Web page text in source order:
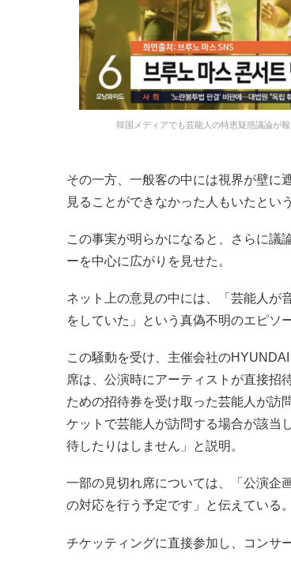
韓国メディアでも芸能人の特恵疑惑議論が
その一方、一般客の中には視界が壁に
見ることができなかった人もいたという
この事実が明らかになると、さらに議
ーを中心に広がりを見せた。
ネット上の意見の中には、「芸能人が
をしていた」という真偽不明のエピソ
この騒動を受け、主催会社の
席は、公演時にアーティストが直接招
ための招待券を受け取った芸能人が訪
ケットで芸能人が訪問する場合が該当
待したりはしません」と説明。
一部の見切れ席については、「公演企
の対応を行う予定です」と伝えている。
チケッティングに直接参加し、コンサ